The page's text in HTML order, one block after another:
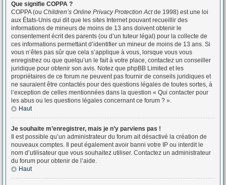
Que signifie COPPA ?
COPPA (ou Children’s Online Privacy Protection Actde 1998) est une loi
aux États-Unis qui dit que les sites Internet pouvant recueillir des
informations de mineurs de moins de 13 ans doivent obtenir le
consentement écrit des parents (ou d’un tuteur légal) pour la collecte de
ces informations permettant d’identifier un mineur de moins de 13 ans. Si
vous n’êtes pas sûr que cela s’applique à vous, lorsque vous vous
enregistrez ou que quelqu’un le fait à votre place, contactez un conseiller
juridique pour obtenir son avis. Notez que phpBB Limited et les
propriétaires de ce forum ne peuvent pas fournir de conseils juridiques et
ne sauraient être contactés pour des questions légales de toutes sortes, à
l’exception de celles mentionnées dans la question « Qui contacter pour
les abus ou les questions légales concernant ce forum ? ».
Haut
Je souhaite m’enregistrer, mais je n’y parviens pas !
Il est possible qu’un administrateur du forum ait désactivé la création de
nouveaux comptes. Il peut également avoir banni votre IP ou interdit le
nom d’utilisateur que vous souhaitez utiliser. Contactez un administrateur
du forum pour obtenir de l’aide.
Haut